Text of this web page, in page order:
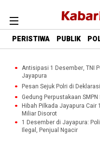
PERISTIWA PUBLIK
Antisipasi 1 Desember, TNI
Jayapura
Pesan Sejuk Polri di
Gedung Perpustakaan
Hibah Pilkada Jayapura Cair
Miliar Disorot
1 Desember di Jayapura:
Ilegal, Penjual Ngacir